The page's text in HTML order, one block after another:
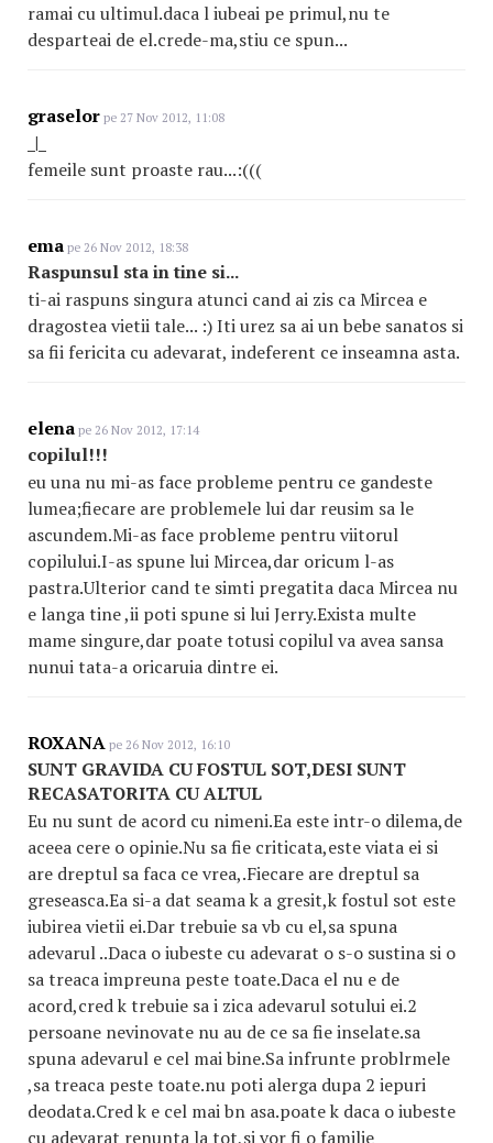
ramai cu ultimul.daca l iubeai pe primul,nu te
desparteai de el.crede-ma,stiu ce spun...
graselor pe 27 Nov 2012, 11:08
_|_
femeile sunt proaste rau...:(((
ema pe 26 Nov 2012, 18:38
Raspunsul sta in tine si...
ti-ai raspuns singura atunci cand ai zis ca Mircea e
dragostea vietii tale... :) Iti urez sa ai un bebe sanatos si
sa fii fericita cu adevarat, indeferent ce inseamna asta.
elena pe 26 Nov 2012, 17:14
copilul!!!
eu una nu mi-as face probleme pentru ce gandeste
lumea;fiecare are problemele lui dar reusim sa le
ascundem.Mi-as face probleme pentru viitorul
copilului.I-as spune lui Mircea,dar oricum l-as
pastra.Ulterior cand te simti pregatita daca Mircea nu
e langa tine ,ii poti spune si lui Jerry.Exista multe
mame singure,dar poate totusi copilul va avea sansa
nunui tata-a oricaruia dintre ei.
ROXANA pe 26 Nov 2012, 16:10
SUNT GRAVIDA CU FOSTUL SOT,DESI SUNT
RECASATORITA CU ALTUL
Eu nu sunt de acord cu nimeni.Ea este intr-o dilema,de
aceea cere o opinie.Nu sa fie criticata,este viata ei si
are dreptul sa faca ce vrea,.Fiecare are dreptul sa
greseasca.Ea si-a dat seama k a gresit,k fostul sot este
iubirea vietii ei.Dar trebuie sa vb cu el,sa spuna
adevarul ..Daca o iubeste cu adevarat o s-o sustina si o
sa treaca impreuna peste toate.Daca el nu e de
acord,cred k trebuie sa i zica adevarul sotului ei.2
persoane nevinovate nu au de ce sa fie inselate.sa
spuna adevarul e cel mai bine.Sa infrunte problrmele
,sa treaca peste toate.nu poti alerga dupa 2 iepuri
deodata.Cred k e cel mai bn asa.poate k daca o iubeste
cu adevarat renunta la tot,si vor fi o familie